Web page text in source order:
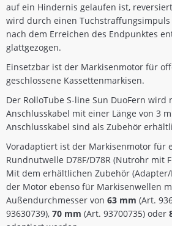
auf ein Hindernis gelaufen ist,
wird durch einen
nach dem Erreichen des Endpunktes
glattgezogen.
Einsetzbar ist der Markisenmotor für
geschlossene Kassettenmarkisen.
Der RolloTube S-line Sun DuoFern wird
Anschlusskabel mit einer Länge von 3
Anschlusskabel sind als Zubehör
Voradaptiert ist der Markisenmotor für
Rundnutwelle D78F/D78R (Nutrohr mit
Mit dem erhältlichen Zubehör
der Motor ebenso für Markisenwellen
Außendurchmesser von 63 mm (Art.
93630739), 70 mm (Art. 93700735) oder